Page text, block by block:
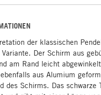
der klassischen
Variante. Der Schirm aus
am Rand leicht
aus Alumium
des Schirms. Das schwarze